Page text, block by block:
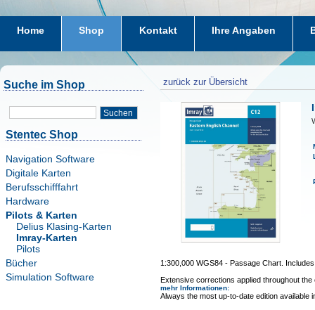
Home Shop Kontakt Ihre Angaben
Suche im Shop
Suchen
Stentec Shop
Navigation Software
Digitale Karten
Berufsschifffahrt
Hardware
Pilots & Karten
Delius Klasing-Karten
Imray-Karten
Pilots
Bücher
Simulation Software
zurück zur Übersicht
1:300,000 WGS84 - Passage Chart.
Extensive corrections applied throughout
mehr Informationen:
Always the most up-to-date edition